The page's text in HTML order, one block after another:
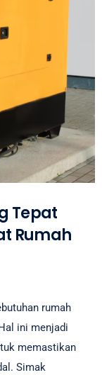
Tepat
Rumah
rumah
ini menjadi
memastikan
Simak